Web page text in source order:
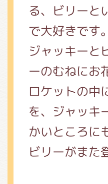
る、ビリーと
で大好きです。
ジャッキーと
ーのむねにお
ロケットの中
を、ジャッキ
かいところに
ビリーがまた